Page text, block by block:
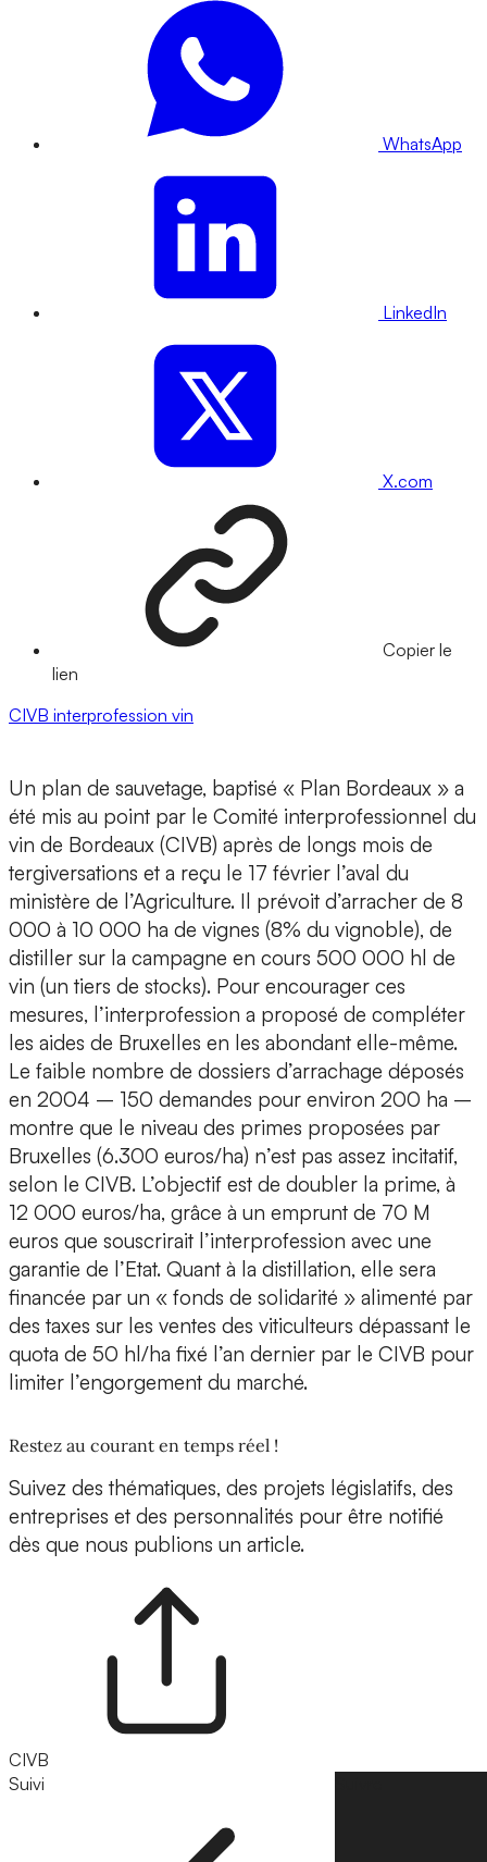
WhatsApp
LinkedIn
X.com
Copier le
lien
CIVB interprofession vin
Un plan de sauvetage, baptisé « Plan Bordeaux » a
été mis au point par le Comité interprofessionnel du
vin de Bordeaux (CIVB) après de longs mois de
tergiversations et a reçu le 17 février l’aval du
ministère de l’Agriculture. Il prévoit d’arracher de 8
000 à 10 000 ha de vignes (8% du vignoble), de
distiller sur la campagne en cours 500 000 hl de
vin (un tiers de stocks). Pour encourager ces
mesures, l’interprofession a proposé de compléter
les aides de Bruxelles en les abondant elle-même.
Le faible nombre de dossiers d’arrachage déposés
en 2004 – 150 demandes pour environ 200 ha –
montre que le niveau des primes proposées par
Bruxelles (6.300 euros/ha) n’est pas assez incitatif,
selon le CIVB. L’objectif est de doubler la prime, à
12 000 euros/ha, grâce à un emprunt de 70 M
euros que souscrirait l’interprofession avec une
garantie de l’Etat. Quant à la distillation, elle sera
financée par un « fonds de solidarité » alimenté par
des taxes sur les ventes des viticulteurs dépassant le
quota de 50 hl/ha fixé l’an dernier par le CIVB pour
limiter l’engorgement du marché.
Restez au courant en temps réel !
Suivez des thématiques, des projets législatifs, des
entreprises et des personnalités pour être notifié
dès que nous publions un article.
CIVB
Suivi